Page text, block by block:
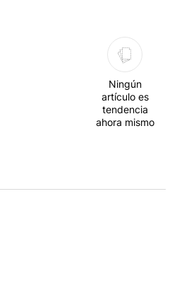
Ningún
artículo es
tendencia
ahora mismo